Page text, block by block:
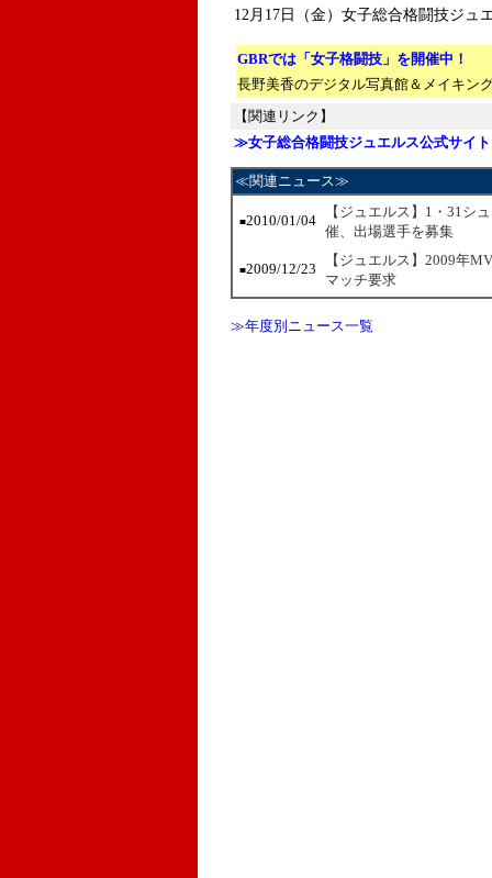
12月17日（金）女子総合格闘技ジ
GBRでは「女子格闘技」を開催中！
長野美香のデジタル写真館＆メイキン
【関連リンク】
≫女子総合格闘技ジュエルス公式サイト
≪関連ニュース≫
■2010/01/04
【ジュエルス】1・31シ
催、出場選手を募集
■2009/12/23
【ジュエルス】2009年
マッチ要求
≫年度別ニュース一覧